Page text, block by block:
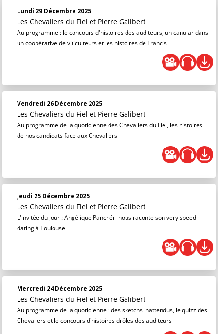
Lundi 29 Décembre 2025
Les Chevaliers du Fiel et Pierre Galibert
Au programme : le concours d'histoires des auditeurs, un canular dans
un coopérative de viticulteurs et les histoires de Francis
Vendredi 26 Décembre 2025
Les Chevaliers du Fiel et Pierre Galibert
Au programme de la quotidienne des Chevaliers du Fiel, les histoires
de nos candidats face aux Chevaliers
Jeudi 25 Décembre 2025
Les Chevaliers du Fiel et Pierre Galibert
L'invitée du jour : Angélique Panchéri nous raconte son very speed
dating à Toulouse
Mercredi 24 Décembre 2025
Les Chevaliers du Fiel et Pierre Galibert
Au programme de la quotidienne : des sketchs inattendus, le quizz des
Chevaliers et le concours d'histoires drôles des auditeurs